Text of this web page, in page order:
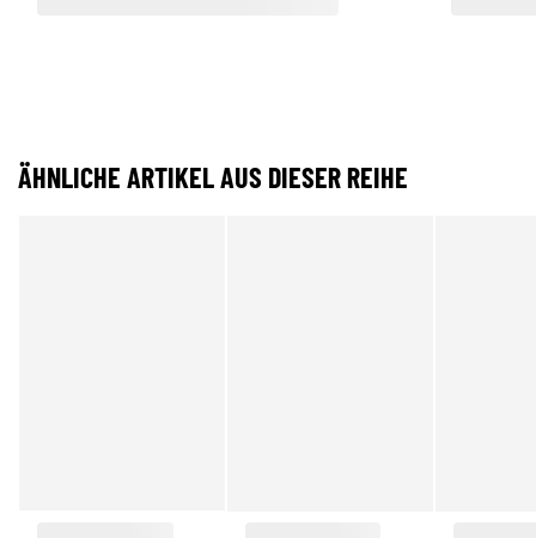
ÄHNLICHE ARTIKEL AUS DIESER REIHE